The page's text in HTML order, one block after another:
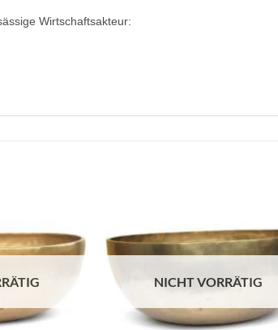
Wirtschaftsakteur:
NICHT VORRÄTIG